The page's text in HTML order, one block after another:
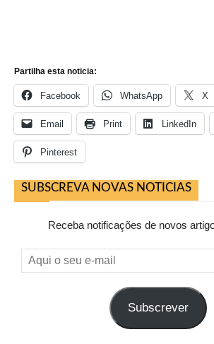
Partilha esta noticia:
Facebook WhatsApp X
Email Print LinkedIn
Pinterest
SUBSCREVA NOVAS NOTICIAS
Receba notificações de novos
Aqui
o
Subscrever